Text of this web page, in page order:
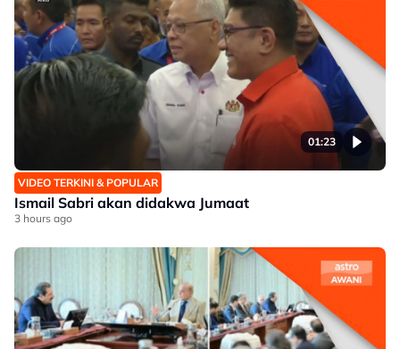
01:23
VIDEO TERKINI & POPULAR
Ismail Sabri akan didakwa Jumaat
3 hours ago